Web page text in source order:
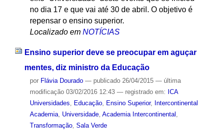
no dia 17 e que vai até 30 de abril. O objetivo é
repensar o ensino superior.
Localizado em NOTÍCIAS
Ensino superior deve se preocupar em aguçar
mentes, diz ministro da Educação
por Flávia Dourado — publicado26/04/2015 — última
modificação03/02/2016 12:43 — registrado em: ICA
Universidades, Educação, Ensino Superior, Intercontinental
Academia, Universidade, Academia Intercontinental ,
Transformação, Sala Verde